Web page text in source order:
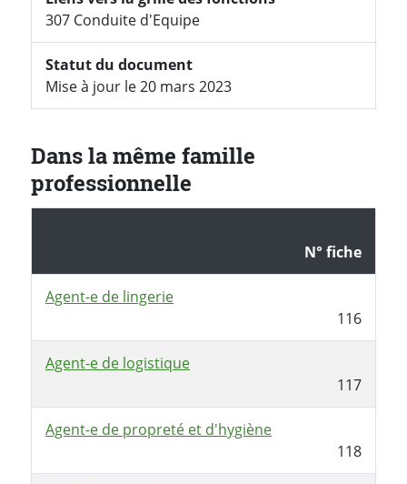
307 Conduite d'Equipe
Statut du document
Mise à jour le 20 mars 2023
Dans la même famille
professionnelle
N° fiche
Agent-e de lingerie
116
Agent-e de logistique
117
Agent-e de propreté et d'hygiène
118